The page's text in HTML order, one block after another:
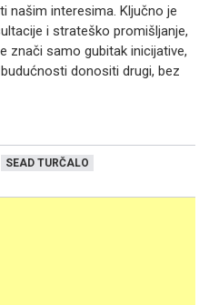
našim interesima. Ključno je
i strateško promišljanje,
znači samo gubitak inicijative,
donositi drugi, bez
SEAD TURČALO